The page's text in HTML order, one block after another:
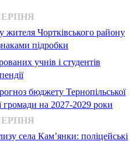
жителя Чортківського району
підробки
учнів і студентів
бюджету Тернопільської
громади на 2027-2029 роки
села Кам’янки: поліцейські